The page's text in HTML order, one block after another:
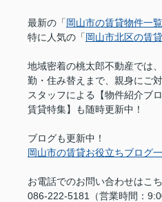
最新の「 岡山市の賃貸物件一
特に人気の「 岡山市北区の賃
地域密着の桃太郎不動産では
勤・住み替えまで、親身にご
スタッフによる【物件紹介ブ
賃貸特集】も随時更新中！
ブログも更新中！
岡山市の賃貸お役立ちブログ
お電話でのお問い合わせはこ
086-222-5181（営業時間：